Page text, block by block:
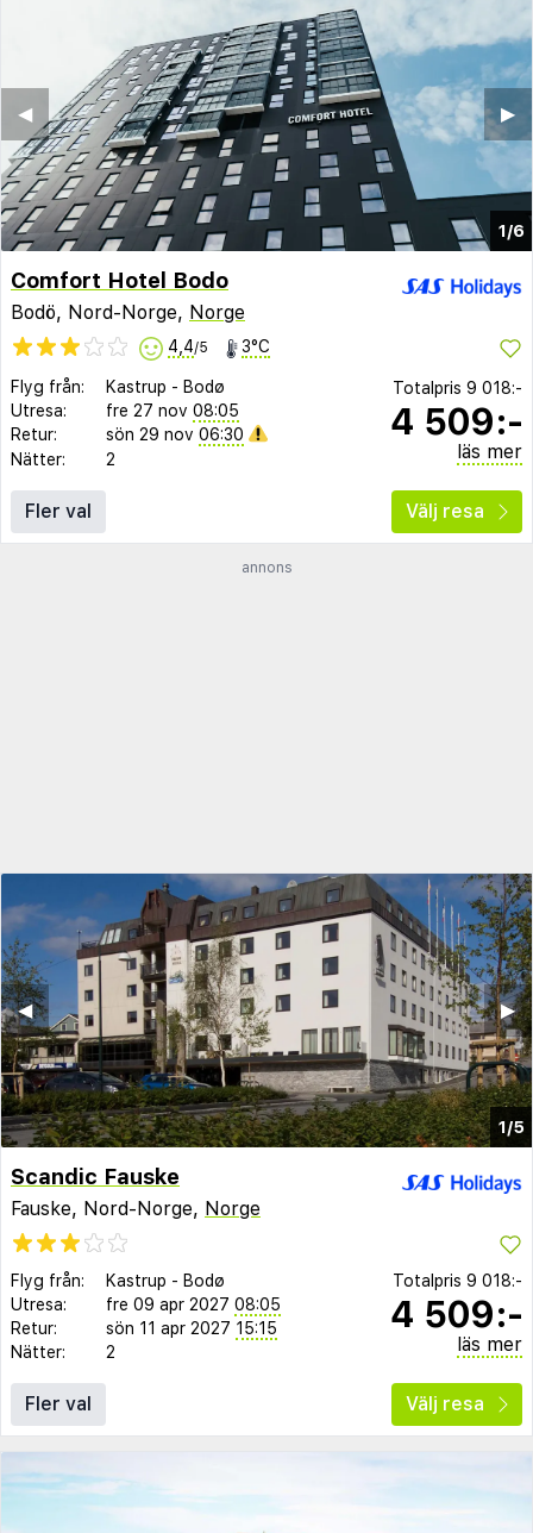
1/6
▶︎
◀︎
Comfort Hotel Bodo
Bodö, Nord-Norge, Norge
4,4/5 3°C
Flyg från: Kastrup - Bodø
Utresa:
fre 27 nov 08:05
Retur:
sön 29 nov 06:30
Nätter:
2
Totalpris 9 018:-
4 509:-
läs mer
Fler val Välj resa
annons
1/5
▶︎
◀︎
Scandic Fauske
Fauske, Nord-Norge, Norge
Flyg från: Kastrup - Bodø
Utresa:
fre 09 apr 2027 08:05
Retur:
sön 11 apr 2027 15:15
Nätter:
2
Totalpris 9 018:-
4 509:-
läs mer
Fler val Välj resa